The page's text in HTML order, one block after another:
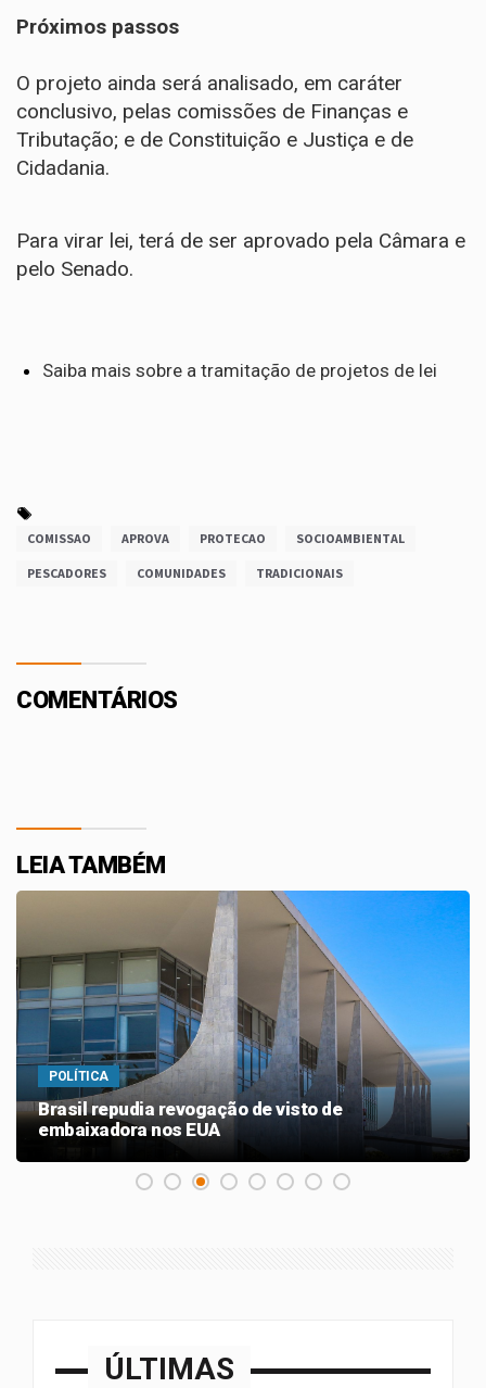
Próximos passos
O projeto ainda será analisado, em caráter
conclusivo, pelas comissões de Finanças e
Tributação; e de Constituição e Justiça e de
Cidadania.
Para virar lei, terá de ser aprovado pela Câmara e
pelo Senado.
Saiba mais sobre a tramitação de projetos de lei
COMISSAO APROVA PROTECAO SOCIOAMBIENTAL
PESCADORES COMUNIDADES TRADICIONAIS
COMENTÁRIOS
LEIA TAMBÉM
POLÍTICA
Brasil repudia revogação de visto de
embaixadora nos EUA
ÚLTIMAS